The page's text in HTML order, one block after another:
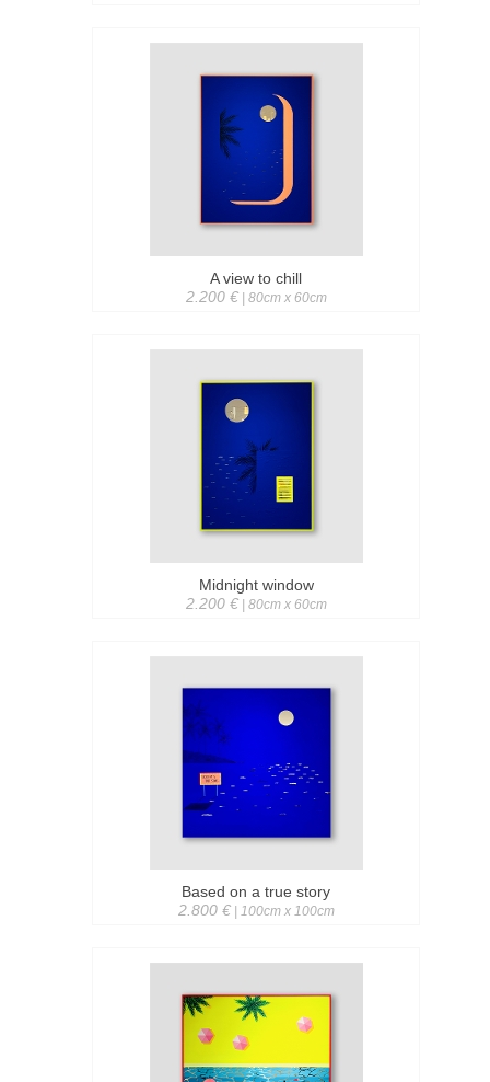
A view to chill
2.200 €| 80cm x 60cm
Midnight window
2.200 €| 80cm x 60cm
Based on a true story
2.800 €| 100cm x 100cm